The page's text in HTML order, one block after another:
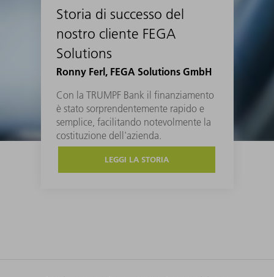
Storia di successo del
nostro cliente FEGA
Solutions
Ronny Ferl, FEGA Solutions GmbH
Con la TRUMPF Bank il finanziamento
è stato sorprendentemente rapido e
semplice, facilitando notevolmente la
costituzione dell'azienda.
LEGGI LA STORIA